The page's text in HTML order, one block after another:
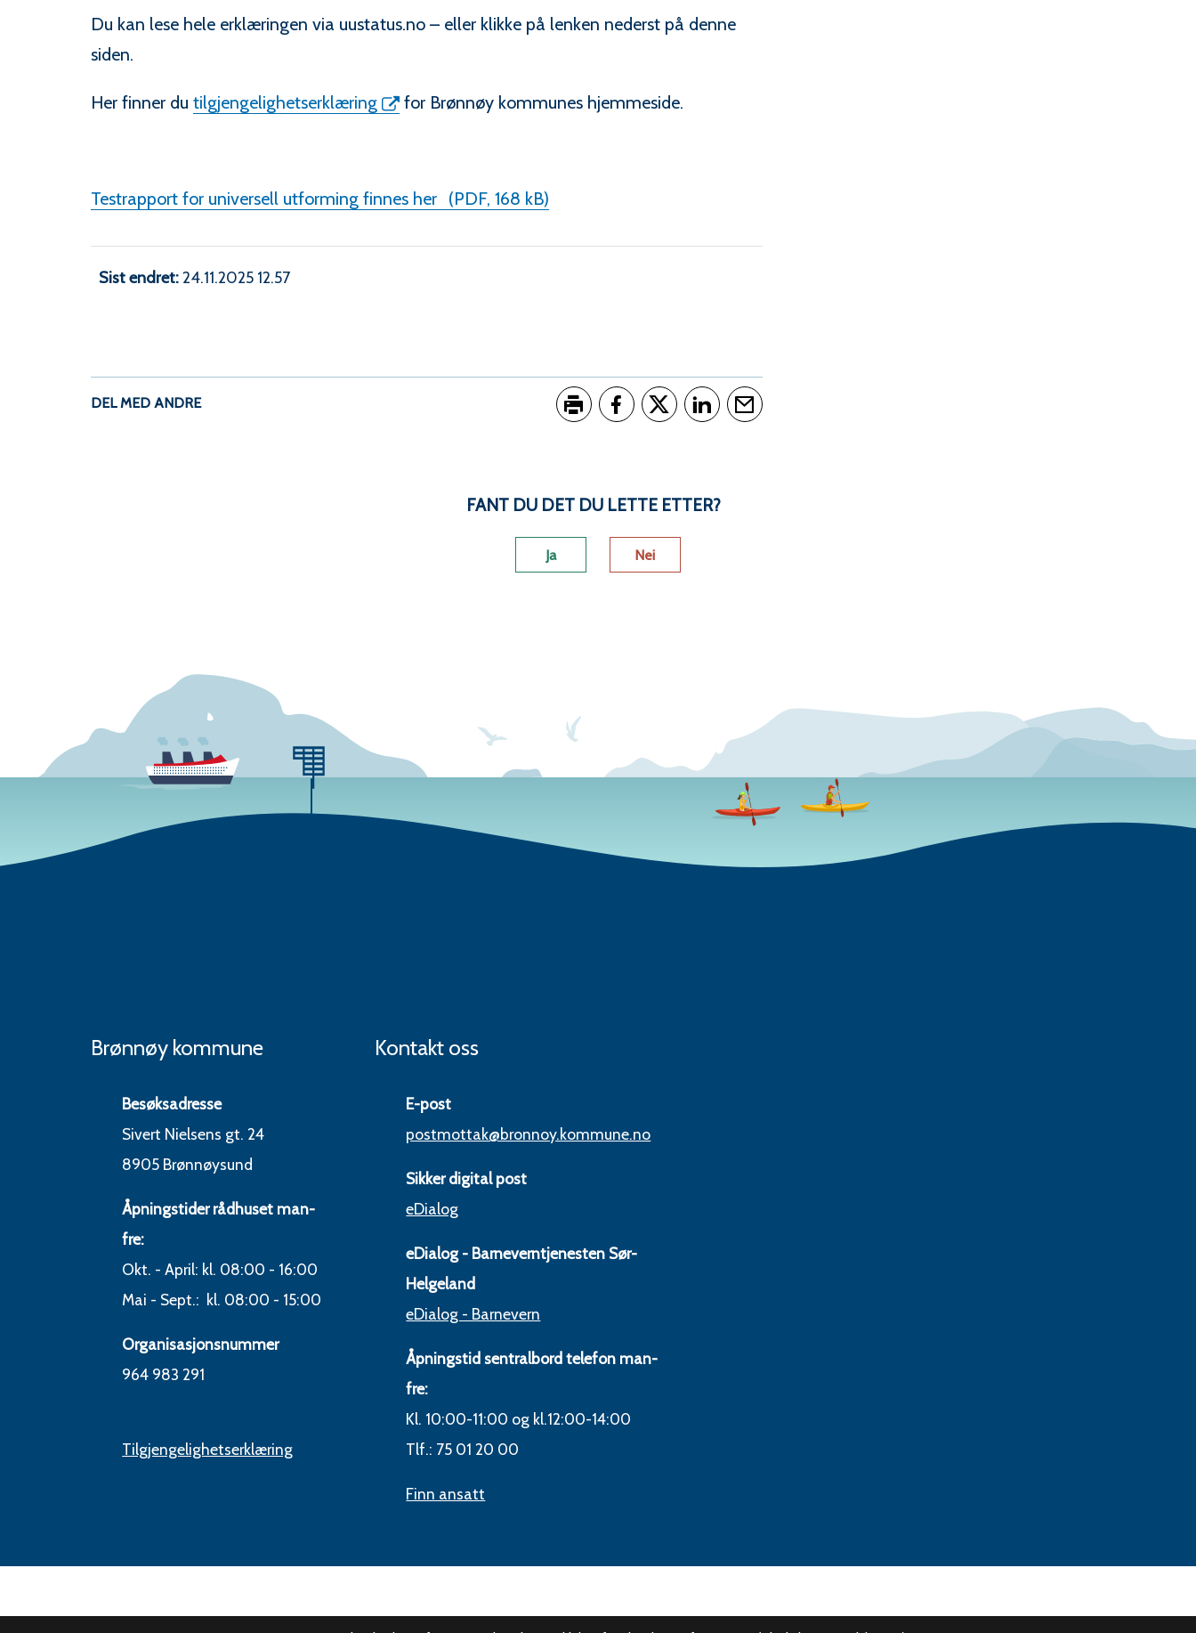
Du kan lese hele erklæringen via uustatus.no – eller klikke på lenken nederst på denne
siden.
Her finner du tilgjengelighetserklæring for Brønnøy kommunes hjemmeside.
Testrapport for universell utforming finnes her (PDF, 168 kB)
Sist endret 24.11.2025 12.57
DEL MED ANDRE
FANT DU DET DU LETTE ETTER?
Ja Nei
Brønnøy kommune
Besøksadresse
Sivert Nielsens gt. 24
8905 Brønnøysund
Åpningstider rådhuset man-
fre:
Okt. - April: kl. 08:00 - 16:00
Mai - Sept.: kl. 08:00 - 15:00
Organisasjonsnummer
964 983 291
Tilgjengelighetserklæring
Kontakt oss
E-post
postmottak@bronnoy.kommune.no
Sikker digital post
eDialog
eDialog - Barneverntjenesten Sør-
Helgeland
eDialog - Barnevern
Åpningstid sentralbord telefon man-
fre:
Kl. 10:00-11:00 og kl.12:00-14:00
Tlf.: 75 01 20 00
Finn ansatt